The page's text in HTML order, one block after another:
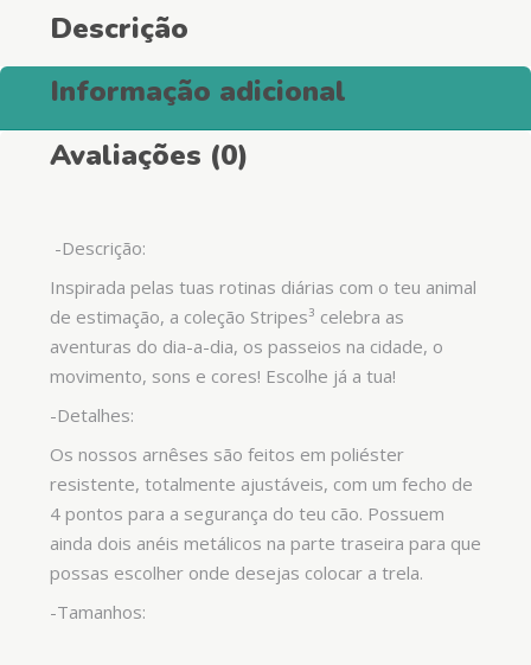
Descrição
Informação adicional
Avaliações (0)
-Descrição:
Inspirada pelas tuas rotinas diárias com o teu animal
de estimação, a coleção Stripes³ celebra as
aventuras do dia-a-dia, os passeios na cidade, o
movimento, sons e cores! Escolhe já a tua!
-Detalhes:
Os nossos arnêses são feitos em poliéster
resistente, totalmente ajustáveis, com um fecho de
4 pontos para a segurança do teu cão. Possuem
ainda dois anéis metálicos na parte traseira para que
possas escolher onde desejas colocar a trela.
-Tamanhos: